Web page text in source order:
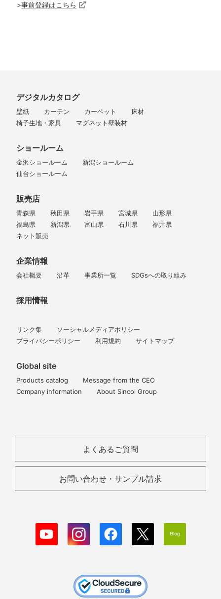
>事前登録はこちら
デジタルカタログ
壁紙 カーテン カーペット
床材
椅子生地・家具
マグネット壁装材
ショールーム
金沢ショールーム
新潟ショールーム
仙台ショールーム
販売店
青森県 秋田県 岩手県 宮城県
山形県
福島県
新潟県 富山県 石川県
福井県
ネット販売
企業情報
会社概要 沿革 事業所一覧 SDGsへの取り組み
採用情報
リンク集
ソーシャルメディアポリシー
プライバシーポリシー
利用規約 サイトマップ
Global site
Products catalog
Message from the CEO
Company information
About Sincol Group
よくあるご質問
お問い合わせ・サンプル請求